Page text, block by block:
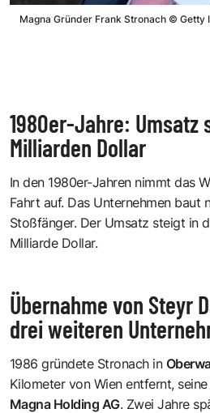
Magna Gründer Frank Stronach © Getty
1980er-Jahre: Umsatz
Milliarden Dollar
In den 1980er-Jahren nimmt das
Fahrt auf. Das Unternehmen baut
Stoßfänger. Der Umsatz steigt in
Milliarde Dollar.
Übernahme von Steyr
drei weiteren
1986 gründete Stronach in
Kilometer von Wien entfernt, seine
Magna Holding AG. Zwei Jahre